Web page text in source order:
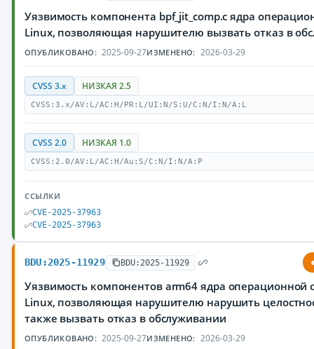
Уязвимость компонента bpf_jit_comp.c ядра
Linux, позволяющая нарушителю вызвать отказ в
ОПУБЛИКОВАНО: 2025-09-27ИЗМЕНЕНО: 2026-03-29
CVSS 3.x НИЗКАЯ 2.5
CVSS:3.x/AV:L/AC:H/PR:L/UI:N/S:U/C:N/I:N/A:L
CVSS 2.0 НИЗКАЯ 1.0
CVSS:2.0/AV:L/AC:H/Au:S/C:N/I:N/A:P
ССЫЛКИ
CVE-2025-37963
CVE-2025-37963
BDU:2025-11929 BDU:2025-11929
Уязвимость компонентов arm64 ядра операционной
Linux, позволяющая нарушителю нарушить
также вызвать отказ в обслуживании
ОПУБЛИКОВАНО: 2025-09-27ИЗМЕНЕНО: 2026-03-29